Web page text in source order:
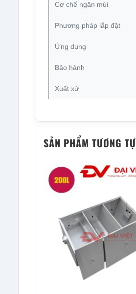
Cơ chế ngăn mùi
Phương pháp lắp đặt
Ứng dụng
Bảo hành
Xuất xứ
SẢN PHẨM TƯƠNG TỰ